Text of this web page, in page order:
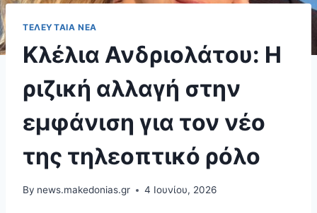
ΤΕΛΕΥΤΑΊΑ ΝΈΑ
Κλέλια Ανδριολάτου: Η
ριζική αλλαγή στην
εμφάνιση για τον νέο
της τηλεοπτικό ρόλο
By news.makedonias.gr 4 Ιουνίου, 2026